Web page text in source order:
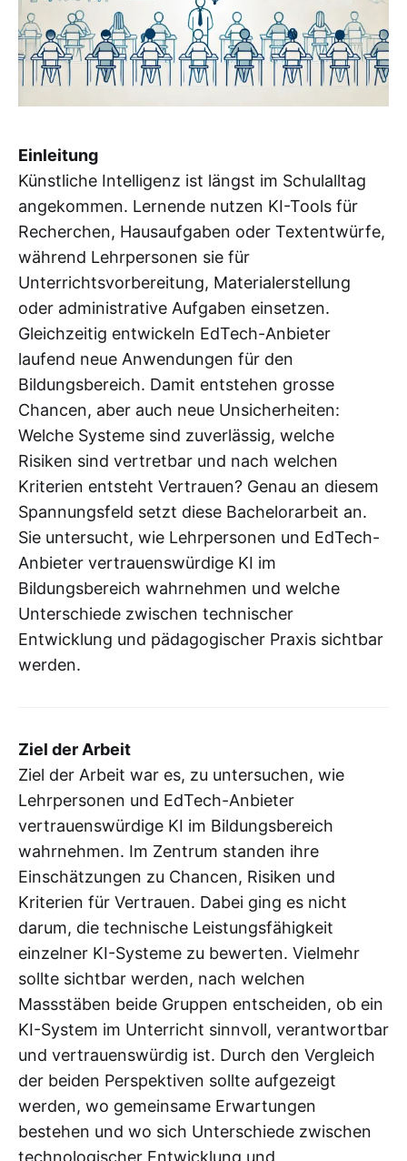
Einleitung
Künstliche Intelligenz ist längst im Schulalltag
angekommen. Lernende nutzen KI-Tools für
Recherchen, Hausaufgaben oder Textentwürfe,
während Lehrpersonen sie für
Unterrichtsvorbereitung, Materialerstellung
oder administrative Aufgaben einsetzen.
Gleichzeitig entwickeln EdTech-Anbieter
laufend neue Anwendungen für den
Bildungsbereich. Damit entstehen grosse
Chancen, aber auch neue Unsicherheiten:
Welche Systeme sind zuverlässig, welche
Risiken sind vertretbar und nach welchen
Kriterien entsteht Vertrauen? Genau an diesem
Spannungsfeld setzt diese Bachelorarbeit an.
Sie untersucht, wie Lehrpersonen und EdTech-
Anbieter vertrauenswürdige KI im
Bildungsbereich wahrnehmen und welche
Unterschiede zwischen technischer
Entwicklung und pädagogischer Praxis sichtbar
werden.
Ziel der Arbeit
Ziel der Arbeit war es, zu untersuchen, wie
Lehrpersonen und EdTech-Anbieter
vertrauenswürdige KI im Bildungsbereich
wahrnehmen. Im Zentrum standen ihre
Einschätzungen zu Chancen, Risiken und
Kriterien für Vertrauen. Dabei ging es nicht
darum, die technische Leistungsfähigkeit
einzelner KI-Systeme zu bewerten. Vielmehr
sollte sichtbar werden, nach welchen
Massstäben beide Gruppen entscheiden, ob ein
KI-System im Unterricht sinnvoll, verantwortbar
und vertrauenswürdig ist. Durch den Vergleich
der beiden Perspektiven sollte aufgezeigt
werden, wo gemeinsame Erwartungen
bestehen und wo sich Unterschiede zwischen
technologischer Entwicklung und